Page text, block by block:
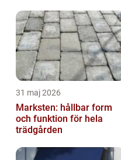
31 maj 2026
Marksten: hållbar form
och funktion för hela
trädgården